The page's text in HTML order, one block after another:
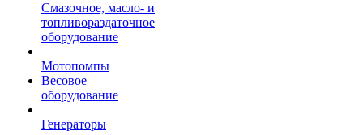
Смазочное, масло- и
топливораздаточное
оборудование
Мотопомпы
Весовое
оборудование
Генераторы